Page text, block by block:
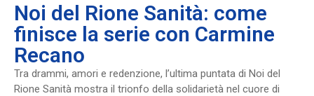
Noi del Rione Sanità: come
finisce la serie con Carmine
Recano
Tra drammi, amori e redenzione, l’ultima puntata di Noi del
Rione Sanità mostra il trionfo della solidarietà nel cuore di